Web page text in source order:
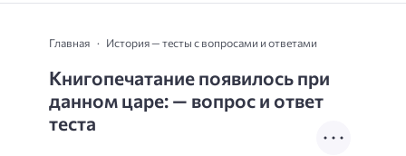
Главная История — тесты с вопросами и ответами
Книгопечатание появилось при
данном царе: — вопрос и ответ
теста